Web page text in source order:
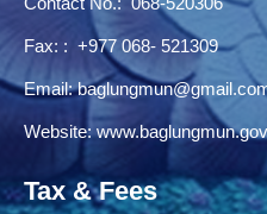
Fax: : +977 068- 521309
Email:
Website:
Tax & Fees